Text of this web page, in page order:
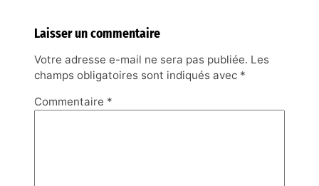
Laisser un commentaire
Votre adresse e-mail ne sera pas publiée. Les
champs obligatoires sont indiqués avec *
Commentaire *